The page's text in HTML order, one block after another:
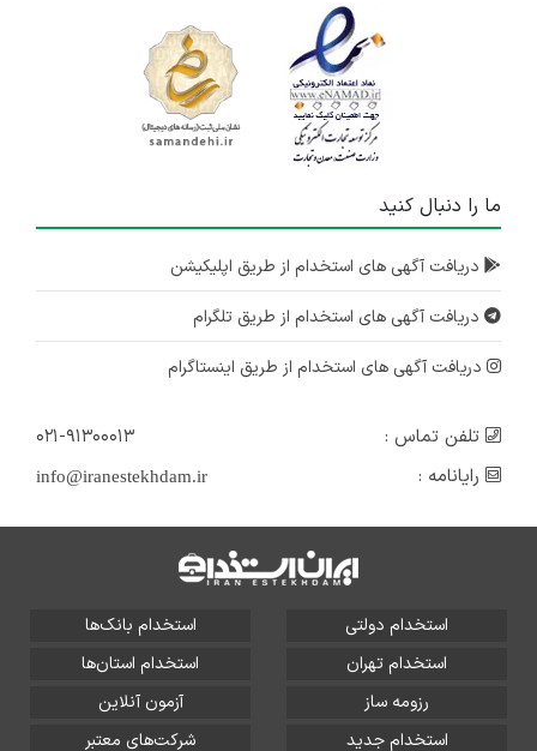
ما را دنبال کنید
دریافت آگهی های استخدام از طریق اپلیکیشن
دریافت آگهی های استخدام از طریق تلگرام
دریافت آگهی های استخدام از طریق اینستاگرام
تلفن تماس :
۰۲۱-۹۱۳۰۰۰۱۳
رایانامه :
info@iranestekhdam.ir
استخدام دولتی
استخدام بانک‌ها
استخدام تهران
استخدام استان‌ها
رزومه ساز
آزمون آنلاین
استخدام جدید
شرکت‌های معتبر